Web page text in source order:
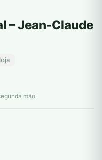
– Jean-Claude
mão